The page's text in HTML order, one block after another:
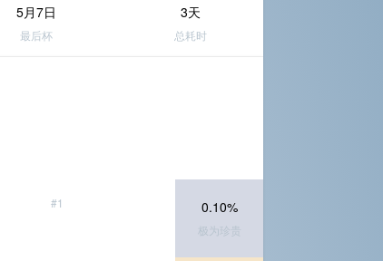
5月7日
最后杯
3天
总耗时
#1 0.10%
极为珍贵